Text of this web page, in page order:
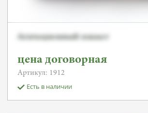
Агитационный плакат
цена договорная
Артикул: 1912
Есть в наличии